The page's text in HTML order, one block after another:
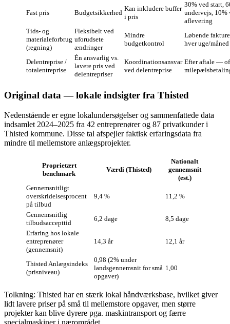
Fast pris Budgetsikkerhed
Kan inkludere buffer
i pris
30% ved start,
undervejs, 10%
aflevering
Tids- og
materialeforbrug
(regning)
Fleksibelt ved
uforudsete
ændringer
Mindre
budgetkontrol
Løbende
hver uge/måned
Delentreprise /
totalentreprise
Én ansvarlig vs.
lavere pris ved
delentrepriser
Koordinationsansvar
ved delentreprise
Efter aftale —
Original data — lokale indsigter fra Thisted
Nedenstående er egne lokalundersøgelser og sammenfattede data
indsamlet 2024–2025 fra 42 entreprenører og 87 privatkunder i
Thisted kommune. Disse tal afspejler faktisk erfaringsdata fra
mindre til mellemstore anlægsprojekter.
Proprietært
benchmark
Værdi (Thisted)
Nationalt
gennemsnit
(est.)
Gennemsnitligt
overskridelsesprocent
på tilbud
9,4 % 11,2 %
Gennemsnitlig
tilbudsaccepttid
6,2 dage
8,5 dage
Erfaring hos lokale
entreprenører
(gennemsnit)
14,3 år 12,1 år
Thisted Anlægsindeks
(prisniveau)
0,98 (2% under
landsgennemsnit for små
opgaver)
1,00
Tolkning: Thisted har en stærk lokal håndværksbase, hvilket giver
lidt lavere priser på små til mellemstore opgaver, men større
projekter kan blive dyrere pga. maskintransport og færre
specialmaskiner i nærområdet.